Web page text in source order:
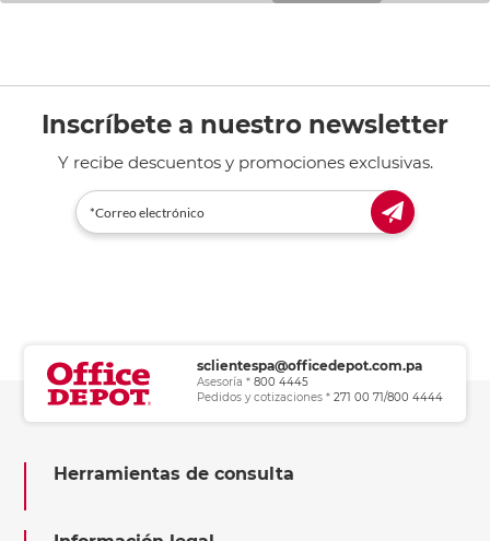
Inscríbete a nuestro newsletter
Y recibe descuentos y promociones exclusivas.
sclientespa@officedepot.com.pa
Asesoría * 800 4445
Pedidos y cotizaciones * 271 00 71/800 4444
Herramientas de consulta